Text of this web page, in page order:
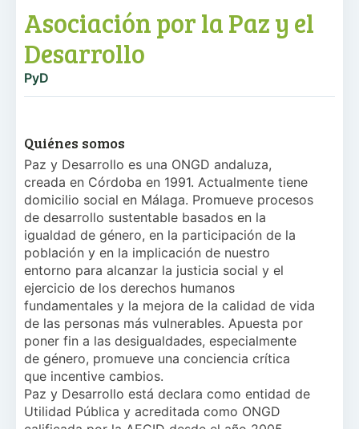
Asociación por la Paz y el
Desarrollo
PyD
Quiénes somos
Paz y Desarrollo es una ONGD andaluza,
creada en Córdoba en 1991. Actualmente tiene
domicilio social en Málaga. Promueve procesos
de desarrollo sustentable basados en la
igualdad de género, en la participación de la
población y en la implicación de nuestro
entorno para alcanzar la justicia social y el
ejercicio de los derechos humanos
fundamentales y la mejora de la calidad de vida
de las personas más vulnerables. Apuesta por
poner fin a las desigualdades, especialmente
de género, promueve una conciencia crítica
que incentive cambios.
Paz y Desarrollo está declara como entidad de
Utilidad Pública y acreditada como ONGD